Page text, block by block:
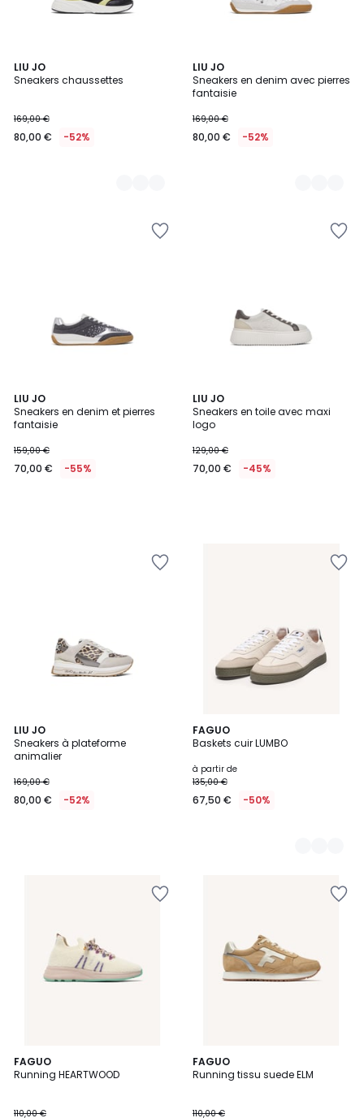
LIU JO
Sneakers chaussettes
169,00 €
80,00 € -52%
2
Couleurs
LIU JO
Sneakers en denim avec pierres
fantaisie
169,00 €
80,00 € -52%
2
Couleurs
LIU JO
Sneakers en denim et pierres
fantaisie
159,00 €
70,00 € -55%
LIU JO
Sneakers en toile avec maxi
logo
129,00 €
70,00 € -45%
LIU JO
Sneakers à plateforme
animalier
169,00 €
80,00 € -52%
FAGUO
Baskets cuir LUMBO
à partir de
135,00 €
67,50 € -50%
3
Couleurs
FAGUO
Running HEARTWOOD
110,00 €
FAGUO
Running tissu suede ELM
110,00 €